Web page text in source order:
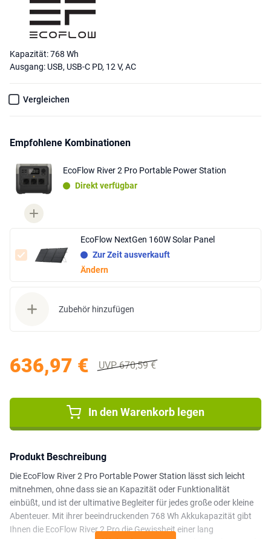
Kapazität: 768 Wh
Ausgang: USB, USB-C PD, 12 V, AC
Vergleichen
Empfohlene Kombinationen
EcoFlow River 2 Pro Portable Power Station
Direkt verfügbar
EcoFlow NextGen 160W Solar Panel
Zur Zeit ausverkauft
Ändern
Zubehör hinzufügen
636,97 € UVP 670,59 €
In den Warenkorb legen
Produkt Beschreibung
Die EcoFlow River 2 Pro Portable Power Station lässt sich leicht
mitnehmen, ohne dass sie an Kapazität oder Funktionalität
einbüßt, und ist der ultimative Begleiter für jedes große oder kleine
Abenteuer. Mit ihrer beeindruckenden 768 Wh Akkukapazität gibt
Ihnen die EcoFlow River 2 Pro die Gewissheit einer lang